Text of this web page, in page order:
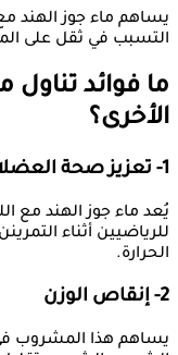
يساهم ماء جوز الهند
التسبب في ثقل على
ما فوائد تناول
الأخرى؟
1- تعزيز صحة العضلات
يُعد ماء جوز الهند مع
للرياضيين أثناء
الحرارة.
2- إنقاص الوزن
يساهم هذا المشروب في